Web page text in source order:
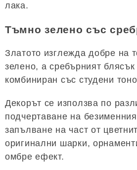
лака.
Тъмно зелено със
Златото изглежда добре на
зелено, а сребърният
комбиниран със студени
Декорът се използва по
подчертаване на
запълване на част от
оригинални шарки,
омбре ефект.